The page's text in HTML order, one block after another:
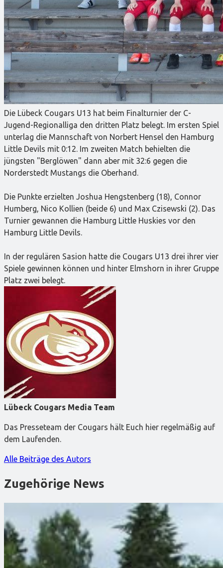
Die Lübeck Cougars U13 hat beim Finalturnier der C-
Jugend-Regionalliga den dritten Platz belegt. Im ersten Spiel
unterlag die Mannschaft von Norbert Hensel den Hamburg
Little Devils mit 0:12. Im zweiten Match behielten die
jüngsten "Berglöwen" dann aber mit 32:6 gegen die
Norderstedt Mustangs die Oberhand.
Die Punkte erzielten Joshua Hengstenberg (18), Connor
Humberg, Nico Kollien (beide 6) und Max Czisewski (2). Das
Turnier gewannen die Hamburg Little Huskies vor den
Hamburg Little Devils.
In der regulären Sasion hatte die Cougars U13 drei ihrer vier
Spiele gewinnen können und hinter Elmshorn in ihrer Gruppe
Platz zwei belegt.
Lübeck Cougars Media Team
Das Presseteam der Cougars hält Euch hier regelmäßig auf
dem Laufenden.
Alle Beiträge des Autors
Zugehörige News